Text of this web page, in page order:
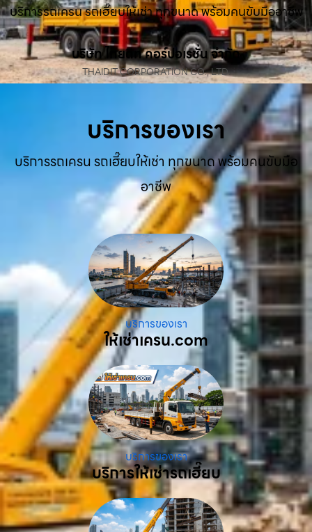
บริการรถเครน รถเฮี๊ยบให้เช่า ทุกขนาด พร้อมคนขับมืออาชีพ
บริษัท ไทยดิท คอร์ปอเรชั่น จำกัด
THAIDIT CORPORATION CO., LTD.
บริการของเรา
บริการรถเครน รถเฮี๊ยบให้เช่า ทุกขนาด พร้อมคนขับมือ
อาชีพ
บริการของเรา
ให้เช่าเครน.com
บริการของเรา
บริการให้เช่ารถเฮี๊ยบ